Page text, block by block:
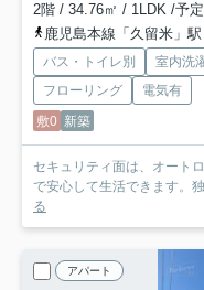
2階 / 34.76㎡ / 1LDK /予定
鹿児島本線「久留米」
バス・トイレ別 室内洗
フローリング
電気有
敷0 新築
セキュリティ面は、オート
で安心して生活できます。
る
アパート